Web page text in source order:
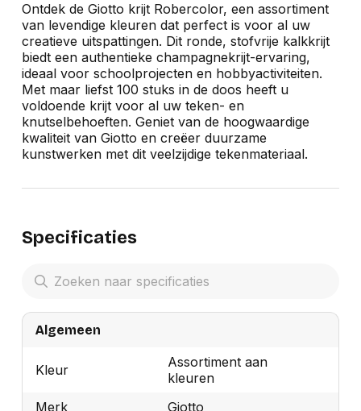
Ontdek de Giotto krijt Robercolor, een assortiment
van levendige kleuren dat perfect is voor al uw
creatieve uitspattingen. Dit ronde, stofvrije kalkkrijt
biedt een authentieke champagnekrijt-ervaring,
ideaal voor schoolprojecten en hobbyactiviteiten.
Met maar liefst 100 stuks in de doos heeft u
voldoende krijt voor al uw teken- en
knutselbehoeften. Geniet van de hoogwaardige
kwaliteit van Giotto en creëer duurzame
kunstwerken met dit veelzijdige tekenmateriaal.
Specificaties
Algemeen
Kleur
Assortiment aan
kleuren
Merk
Giotto